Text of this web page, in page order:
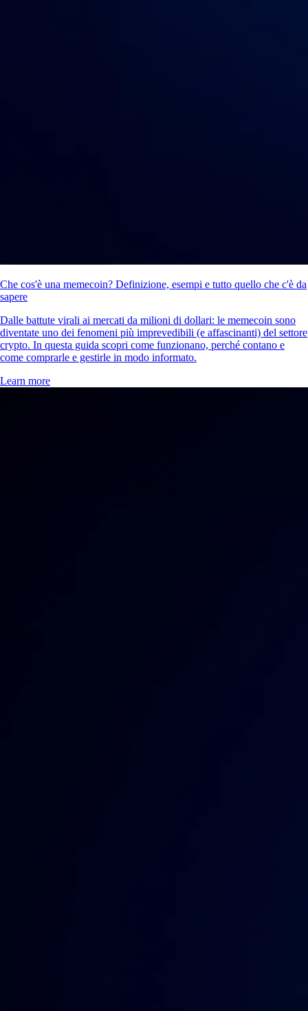
Che cos'è una memecoin? Definizione, esempi e tutto quello che c'è da
sapere
Dalle battute virali ai mercati da milioni di dollari: le memecoin sono
diventate uno dei fenomeni più imprevedibili (e affascinanti) del settore
crypto. In questa guida scopri come funzionano, perché contano e
come comprarle e gestirle in modo informato.
Learn more